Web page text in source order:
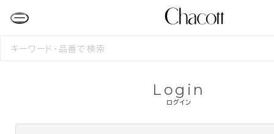
検
ログイン
Login